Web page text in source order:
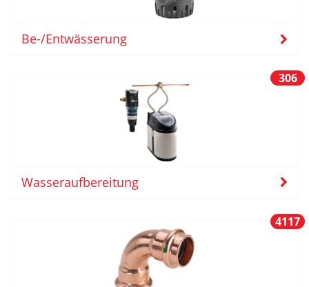
Be-/Entwässerung
306
Wasseraufbereitung
4117